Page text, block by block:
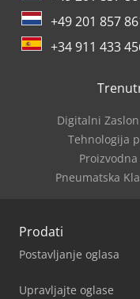
+49 201 857
+34 911 433
Digitalni Zaslon
Tehnologija
Pneumatska
Prodati
Postavljanje oglasa
Upravljajte oglase